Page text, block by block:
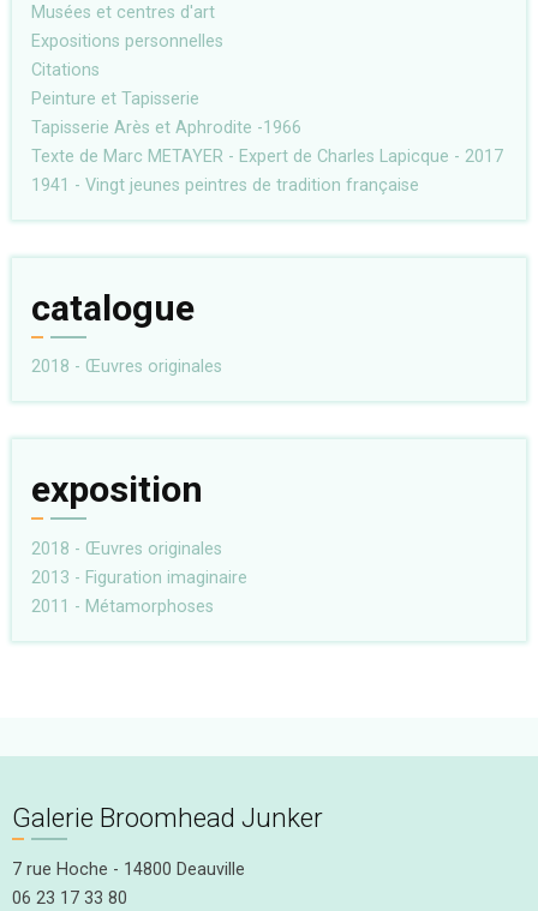
Musées et centres d'art
Expositions personnelles
Citations
Peinture et Tapisserie
Tapisserie Arès et Aphrodite -1966
Texte de Marc METAYER - Expert de Charles Lapicque - 2017
1941 - Vingt jeunes peintres de tradition française
catalogue
2018 - Œuvres originales
exposition
2018 - Œuvres originales
2013 - Figuration imaginaire
2011 - Métamorphoses
Galerie Broomhead Junker
7 rue Hoche - 14800 Deauville
06 23 17 33 80